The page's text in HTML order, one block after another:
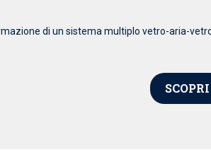
di un sistema multiplo vetro-aria-
SCOPRI